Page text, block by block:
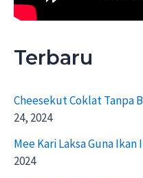
Terbaru
Cheesekut Coklat Tanpa
24, 2024
Mee Kari Laksa Guna
2024